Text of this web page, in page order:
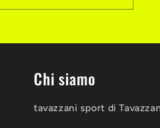
Chi siamo
tavazzani sport di